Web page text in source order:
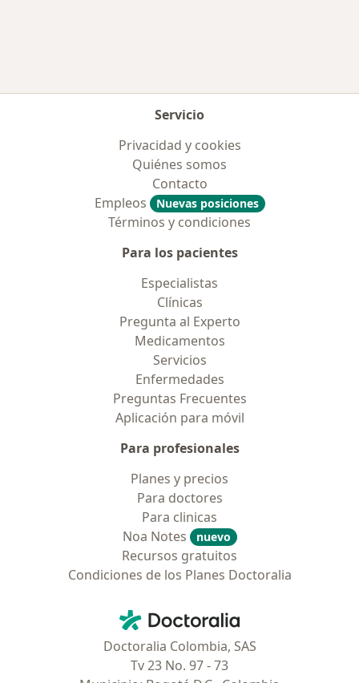
Servicio
Privacidad y cookies
Quiénes somos
Contacto
Empleos
Nuevas posiciones
Términos y condiciones
Para los pacientes
Especialistas
Clínicas
Pregunta al Experto
Medicamentos
Servicios
Enfermedades
Preguntas Frecuentes
Aplicación para móvil
Para profesionales
Planes y precios
Para doctores
Para clinicas
Noa Notes
nuevo
Recursos gratuitos
Condiciones de los Planes Doctoralia
Doctoralia - Página de inicio
Doctoralia Colombia, SAS
Tv 23 No. 97 - 73